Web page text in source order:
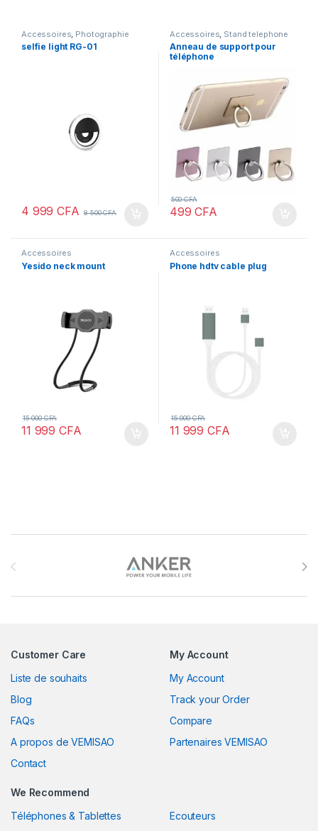
Accessoires Photographie
selfie light RG-01
4 999CFA 8 500CFA
Accessoires Stand telephone
Anneau de support pour
téléphone
499CFA
500CFA
Accessoires
Yesido neck mount
11 999CFA
15 000CFA
Accessoires
Phone hdtv cable plug
11 999CFA
15 000CFA
Customer Care
Liste de souhaits
Blog
FAQs
A propos de VEMISAO
Contact
My Account
My Account
Track your Order
Compare
Partenaires VEMISAO
We Recommend
Téléphones & Tablettes
Ecouteurs